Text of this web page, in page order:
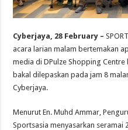
Cyberjaya, 28 February –
acara larian malam bertemakan
media di DPulze Shopping Centre
bakal dilepaskan pada jam 8
Cyberjaya.
Menurut En. Muhd Ammar,
Sportsasia menyasarkan seramai